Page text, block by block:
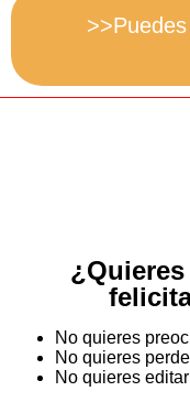
No quieres
No quieres
No quieres